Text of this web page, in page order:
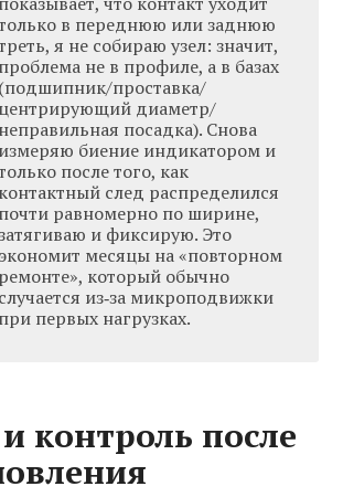
в переднюю или заднюю
я не собираю узел: значит,
проблема не в профиле, а в базах
(подшипник/проставка/
центрирующий диаметр/
неправильная посадка). Снова
измеряю биение индикатором и
после того, как
контактный след распределился
почти равномерно по ширине,
и фиксирую. Это
экономит месяцы на «повторном
ремонте», который обычно
случается из‑за микроподвижки
при первых нагрузках.
контроль после